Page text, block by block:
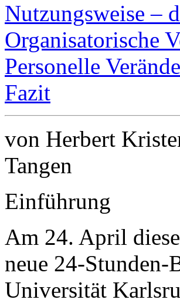
Nutzungsweise –
Organisatorische
Personelle
Fazit
von Herbert
Tangen
Einführung
Am 24. April
neue 24-
Universität